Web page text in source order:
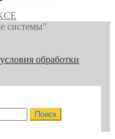
системы"
обработки
Поиск